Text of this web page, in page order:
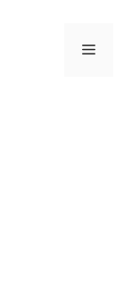
Menu